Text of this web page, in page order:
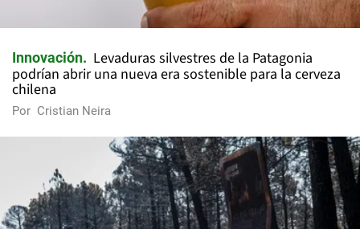
Innovación
Levaduras silvestres de la Patagonia
podrían abrir una nueva era sostenible para la cerveza
chilena
Por Cristian Neira